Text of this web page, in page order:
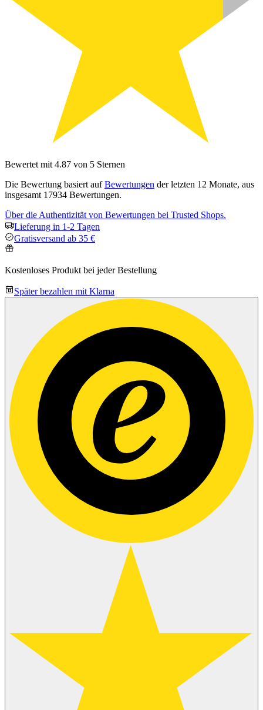
Bewertet mit 4.87 von 5 Sternen
Die Bewertung basiert aufBewertungen der letzten 12 Monate, aus
insgesamt 17934 Bewertungen.
Über die Authentizität von Bewertungen bei Trusted Shops.
Lieferung in 1-2 Tagen
Gratisversand ab 35 €
Kostenloses Produkt bei jeder Bestellung
Später bezahlen mit Klarna